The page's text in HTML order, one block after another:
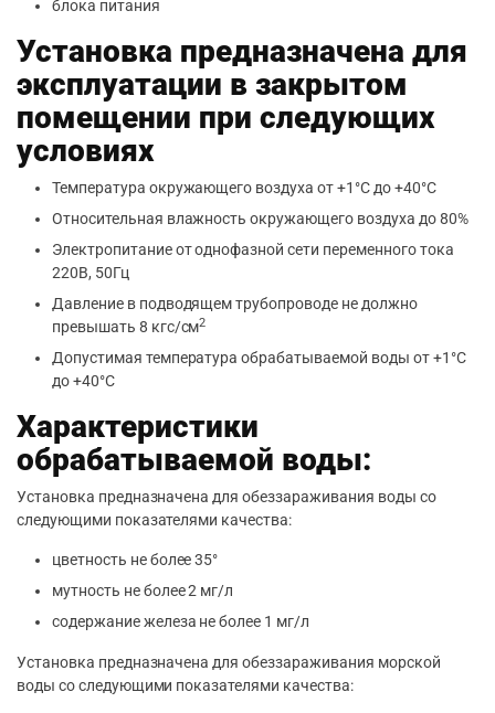
блока питания
Установка предназначена для
эксплуатации в закрытом
помещении при следующих
условиях
Температура окружающего воздуха от +1°С до +40°С
Относительная влажность окружающего воздуха до 80%
Электропитание от однофазной сети переменного тока
220В, 50Гц
Давление в подводящем трубопроводе не должно
превышать 8 кгс/см2
Допустимая температура обрабатываемой воды от +1°С
до +40°С
Характеристики
обрабатываемой воды:
Установка предназначена для обеззараживания воды со
следующими показателями качества:
цветность не более 35°
мутность не более 2 мг/л
содержание железа не более 1 мг/л
Установка предназначена для обеззараживания морской
воды со следующими показателями качества: